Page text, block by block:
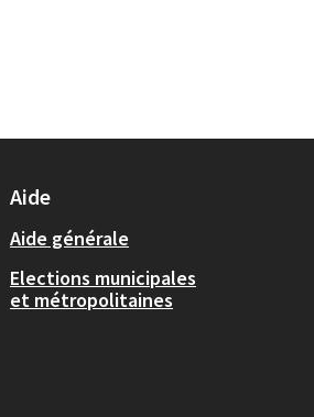
Aide
Aide générale
Elections municipales
et métropolitaines